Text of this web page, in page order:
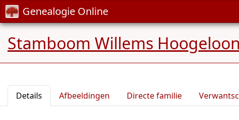
Genealogie Online
Stamboom Willems
Details Afbeeldingen Directe familie